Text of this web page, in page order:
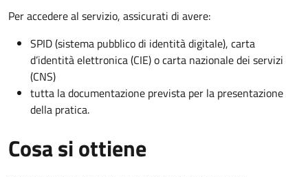
Per accedere al servizio, assicurati di avere:
SPID (sistema pubblico di identità digitale), carta
d’identità elettronica (CIE) o carta nazionale dei servizi
(CNS)
tutta la documentazione prevista per la presentazione
della pratica.
Cosa si ottiene